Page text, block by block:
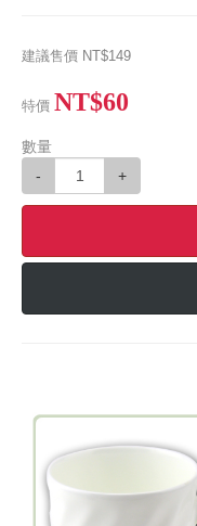
建議售價 NT$149
特價 NT$60
數量
-
+